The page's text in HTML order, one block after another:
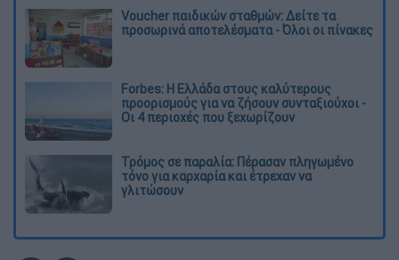
Voucher παιδικών σταθμών: Δείτε τα
προσωρινά αποτελέσματα - Όλοι οι πίνακες
Forbes: Η Ελλάδα στους καλύτερους
προορισμούς για να ζήσουν συνταξιούχοι -
Οι 4 περιοχές που ξεχωρίζουν
Τρόμος σε παραλία: Πέρασαν πληγωμένο
τόνο για καρχαρία και έτρεχαν να
γλιτώσουν